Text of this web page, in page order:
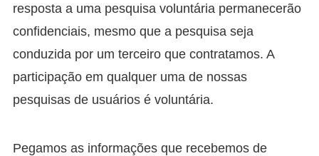
resposta a uma pesquisa voluntária permanecerão
confidenciais, mesmo que a pesquisa seja
conduzida por um terceiro que contratamos. A
participação em qualquer uma de nossas
pesquisas de usuários é voluntária.
Pegamos as informações que recebemos de